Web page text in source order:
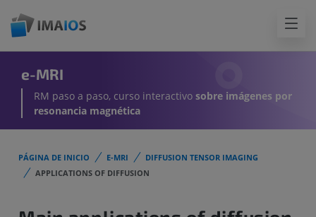
e-MRI
RM paso a paso, curso interactivo sobre imágenes por
resonancia magnética
PÁGINA DE INICIO E-MRI
DIFFUSION TENSOR IMAGING
APPLICATIONS OF DIFFUSION